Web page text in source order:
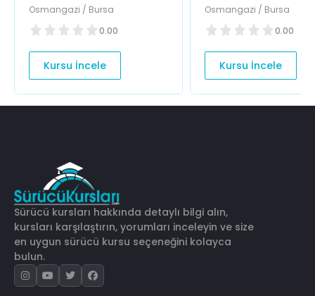
Osmangazi / Bursa
0.00
Kursu İncele
Osmangazi / Bursa
0.00
Kursu İncele
Sürücü kursları hakkında detaylı bilgi alın,
kursları karşılaştırın, yorumları inceleyin ve size
en uygun sürücü kursu seçeneğini kolayca
bulun.